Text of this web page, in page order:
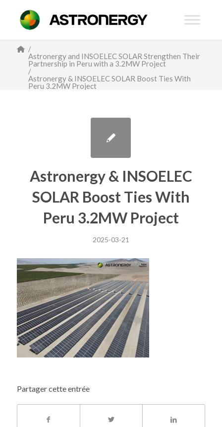
/
Astronergy and INSOELEC SOLAR Strengthen Their
Partnership in Peru with a 3.2MW Project
/
Astronergy & INSOELEC SOLAR Boost Ties With
Peru 3.2MW Project
Astronergy & INSOELEC
SOLAR Boost Ties With
Peru 3.2MW Project
2025-03-21
Partager cette entrée